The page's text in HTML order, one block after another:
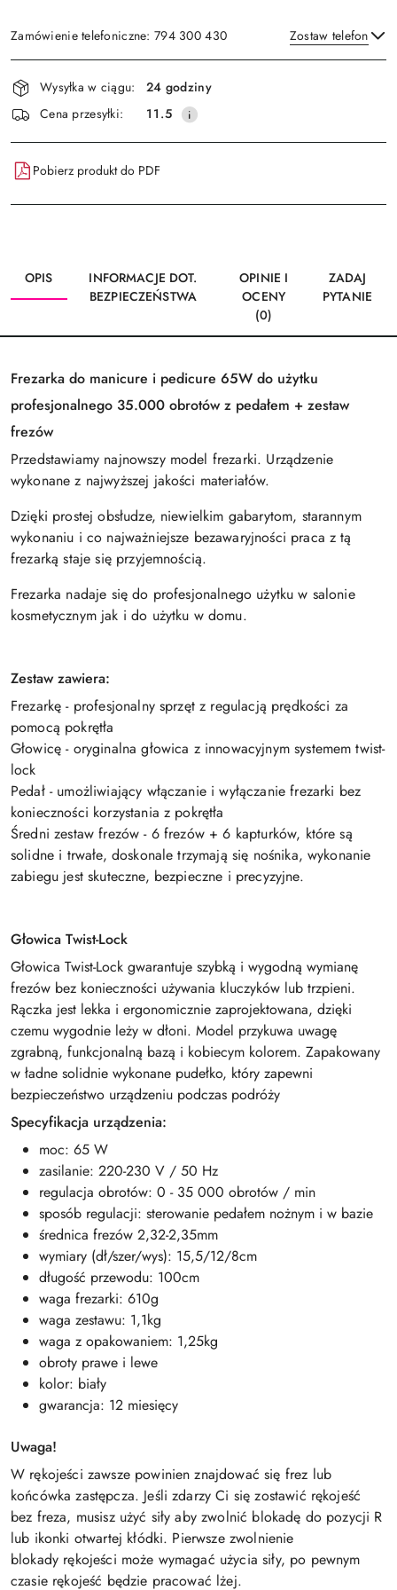
Zamówienie telefoniczne: 794 300 430 Zostaw telefon
Wyślij
Dostępność
i
dostawa
Wysyłka w ciągu:
24 godziny
Cena przesyłki:
11.5
Pobierz produkt do PDF
OPIS
INFORMACJE DOT.
BEZPIECZEŃSTWA
OPINIE I
OCENY
(0)
ZADAJ
PYTANIE
Frezarka do manicure i pedicure 65W do użytku
profesjonalnego 35.000 obrotów z pedałem + zestaw
frezów
Przedstawiamy najnowszy model frezarki. Urządzenie
wykonane z najwyższej jakości materiałów.
Dzięki prostej obsłudze, niewielkim gabarytom, starannym
wykonaniu i co najważniejsze bezawaryjności praca z tą
frezarką staje się przyjemnością.
Frezarka nadaje się do profesjonalnego użytku w salonie
kosmetycznym jak i do użytku w domu.
Zestaw zawiera:
Frezarkę - profesjonalny sprzęt z regulacją prędkości za
pomocą pokrętła
Głowicę - oryginalna głowica z innowacyjnym systemem twist-
lock
Pedał - umożliwiający włączanie i wyłączanie frezarki bez
konieczności korzystania z pokrętła
Średni zestaw frezów - 6 frezów + 6 kapturków, które są
solidne i trwałe, doskonale trzymają się nośnika, wykonanie
zabiegu jest skuteczne, bezpieczne i precyzyjne.
Głowica Twist-Lock
Głowica Twist-Lock gwarantuje szybką i wygodną wymianę
frezów bez konieczności używania kluczyków lub trzpieni.
Rączka jest lekka i ergonomicznie zaprojektowana, dzięki
czemu wygodnie leży w dłoni. Model przykuwa uwagę
zgrabną, funkcjonalną bazą i kobiecym kolorem. Zapakowany
w ładne solidnie wykonane pudełko, który zapewni
bezpieczeństwo urządzeniu podczas podróży
Specyfikacja urządzenia:
moc: 65 W
zasilanie: 220-230 V / 50 Hz
regulacja obrotów: 0 - 35 000 obrotów / min
sposób regulacji: sterowanie pedałem nożnym i w bazie
średnica frezów 2,32-2,35mm
wymiary (dł/szer/wys): 15,5/12/8cm
długość przewodu: 100cm
waga frezarki: 610g
waga zestawu: 1,1kg
waga z opakowaniem: 1,25kg
obroty prawe i lewe
kolor: biały
gwarancja: 12 miesięcy
Uwaga!
W rękojeści zawsze powinien znajdować się frez lub
końcówka zastępcza. Jeśli zdarzy Ci się zostawić rękojeść
bez freza, musisz użyć siły aby zwolnić blokadę do pozycji R
lub ikonki otwartej kłódki. Pierwsze zwolnienie
blokady rękojeści może wymagać użycia siły, po pewnym
czasie rękojeść będzie pracować lżej.